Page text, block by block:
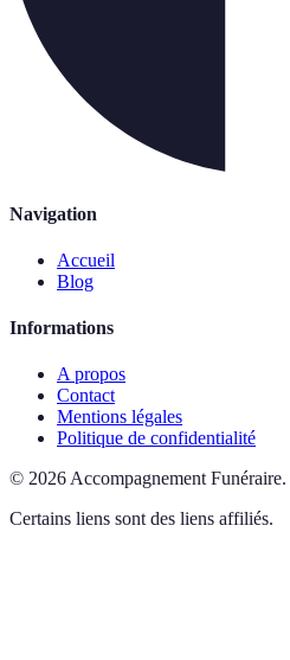
Navigation
Accueil
Blog
Informations
A propos
Contact
Mentions légales
Politique de confidentialité
© 2026Accompagnement Funéraire.
Certains liens sont des liens affiliés.